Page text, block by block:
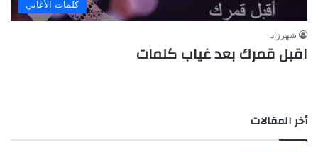
كلمات الأغاني
شهرزاد
اقبل قمرك بعد غياب كلمات
أخر المقالات